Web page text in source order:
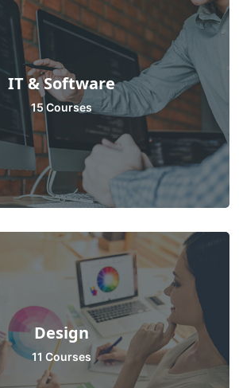
IT & Software
15 Courses
Design
11 Courses